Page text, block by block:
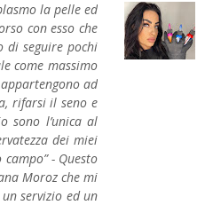
la pelle ed
con esso che
di seguire pochi
come massimo
ad
rifarsi il seno e
sono l’unica al
dei miei
- Questo
Moroz che mi
servizio ed un